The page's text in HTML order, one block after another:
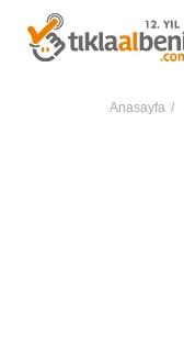
Anasayfa